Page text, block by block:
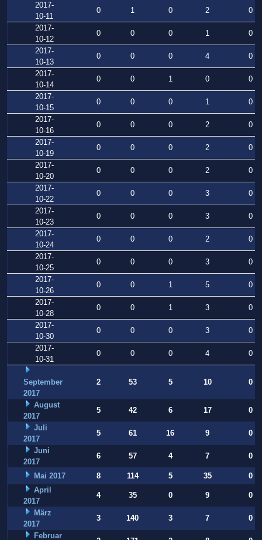
2017-
10-11
0 1 0 2
0
2017-
10-12
0 0 0 1
0
2017-
10-13
0 0 0 4
0
2017-
10-14
0 0 1 0
0
2017-
10-15
0 0 0 1
0
2017-
10-16
0 0 0 2
0
2017-
10-19
0 0 0 2
0
2017-
10-20
0 0 0 2
0
2017-
10-22
0 0 0 3
0
2017-
10-23
0 0 0 3
0
2017-
10-24
0 0 0 2
0
2017-
10-25
0 0 0 3
0
2017-
10-26
0 0 1 5
0
2017-
10-28
0 0 1 3
0
2017-
10-30
0 0 0 3
0
2017-
10-31
0 0 0 4 0
September
2017
2 53 5 10 0
August
2017
5 42 6 17
0
Juli
2017
5 61 16 9
0
Juni
2017
6 57 4 7 0
Mai 2017 8 114 5 35
0
April
2017
4 35 0 9
0
März
2017
3 140 3 7
0
Februar